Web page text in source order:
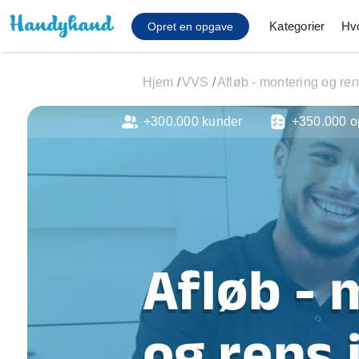
Opret en opgave Kategorier
Affaldsfjernelse
Afhentning af
Cykel reparation
Flyttehjælp
Gulvlaminering
Hårde hvidevare
Hjælp til mobil, pc,
Installation af ildsted
Møbelsamling og
Ophængning af
Hjem /VVS /Afløb - montering og
Afløb -
+300.000 kunder +350.000